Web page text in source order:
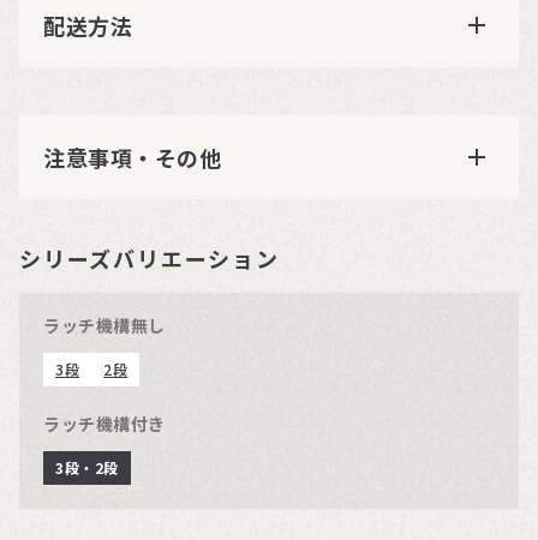
配送方法
注意事項・その他
シリーズバリエーション
ラッチ機構無し
3段 2段
ラッチ機構付き
3段・2段